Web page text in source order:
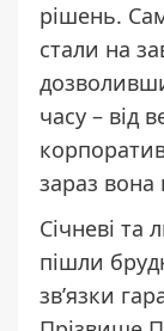
рішень.
стали на
часу – від
зараз вона
Січневі та
пішли
зв’язки